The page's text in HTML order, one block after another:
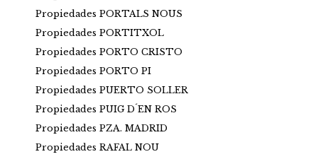
Propiedades PORTALS NOUS
Propiedades PORTITXOL
Propiedades PORTO CRISTO
Propiedades PORTO PI
Propiedades PUERTO SOLLER
Propiedades PUIG D´EN ROS
Propiedades PZA. MADRID
Propiedades RAFAL NOU